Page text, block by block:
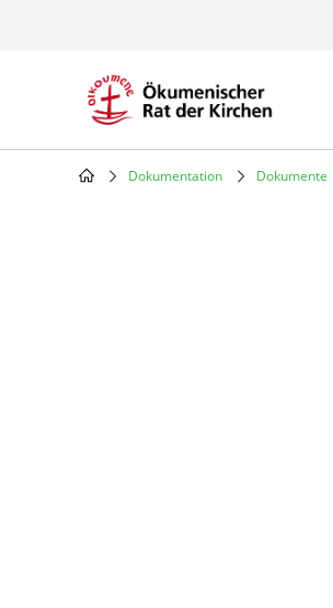
Dokumentation Dokumente